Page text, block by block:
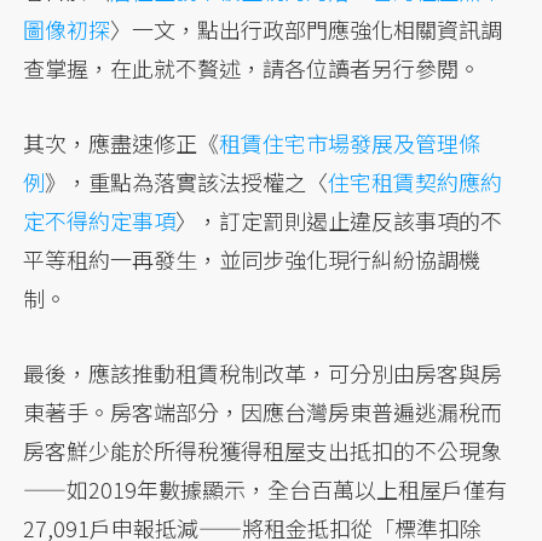
圖像初探〉一文，點出行政部門應強化相關資訊調
查掌握，在此就不贅述，請各位讀者另行參閱。
其次，應盡速修正《租賃住宅市場發展及管理條
例》，重點為落實該法授權之〈住宅租賃契約應約
定不得約定事項〉，訂定罰則遏止違反該事項的不
平等租約一再發生，並同步強化現行糾紛協調機
制。
最後，應該推動租賃稅制改革，可分別由房客與房
東著手。房客端部分，因應台灣房東普遍逃漏稅而
房客鮮少能於所得稅獲得租屋支出抵扣的不公現象
——如2019年數據顯示，全台百萬以上租屋戶僅有
27,091戶申報抵減——將租金抵扣從「標準扣除